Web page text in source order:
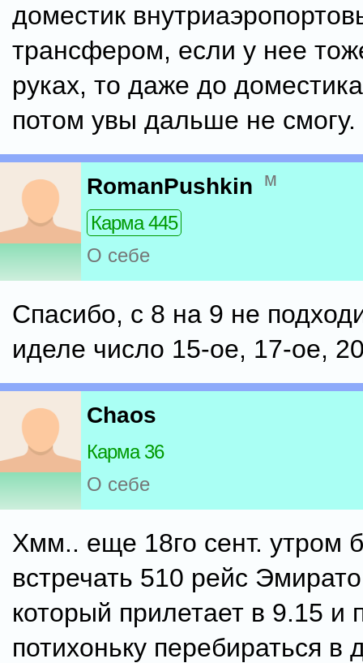
доместик
трансфером, если у нее
руках, то даже до
потом увы дальше не смогу.
RomanPushkin м
Карма 445
О себе
Спасибо, с 8 на 9 не
иделе число 15-ое, 17-ое,
Chaos
Карма 36
О себе
Хмм.. еще 18го сент. утром
встречать 510 рейс
который прилетает в 9.15 и
потихоньку перебираться в